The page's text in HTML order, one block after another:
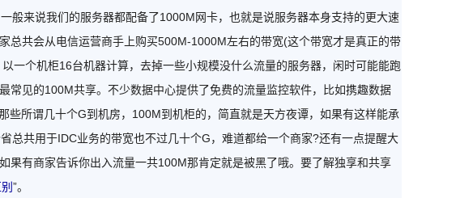
来说我们的服务器都配备了1000M网卡，也就是说服务器本身支持的更大速
共会从电信运营商手上购买500M-1000M左右的带宽(这个带宽才是真正的带
一个机柜16台机器计算，去掉一些小规模没什么流量的服务器，闲时可能能跑
见的100M共享。不少数据中心提供了免费的流量监控软件，比如携趣数据
所谓几十个G到机房，100M到机柜的，简直就是天方夜谭，如果有这样能承
总共用于IDC业务的带宽也不过几十个G，难道都给一个商家?还有一点提醒大
有商家告诉你出入流量一共100M那肯定就是被黑了哦。要了解独享和共享
”。